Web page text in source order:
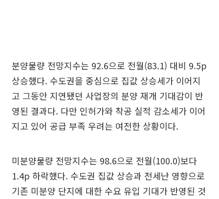
분양물량 전망지수는 92.6으로 전월(83.1) 대비 9.5p
상승했다. 수도권을 중심으로 집값 상승세가 이어지
고 그동안 지연됐던 사업장의 분양 재개 기대감이 반
영된 결과다. 다만 인허가와 착공 실적 감소세가 이어
지고 있어 공급 부족 우려는 여전한 상황이다.
미분양물량 전망지수는 98.6으로 전월(100.0)보다
1.4p 하락했다. 수도권 집값 상승과 전세난 영향으로
기존 미분양 단지에 대한 수요 유입 기대가 반영된 것